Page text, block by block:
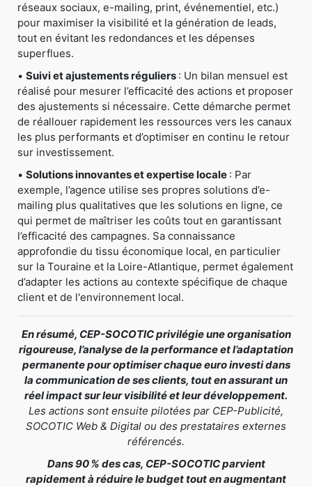
réseaux sociaux, e-mailing, print, événementiel, etc.)
pour maximiser la visibilité et la génération de leads,
tout en évitant les redondances et les dépenses
superflues.
• Suivi et ajustements réguliers : Un bilan mensuel est
réalisé pour mesurer l’efficacité des actions et proposer
des ajustements si nécessaire. Cette démarche permet
de réallouer rapidement les ressources vers les canaux
les plus performants et d’optimiser en continu le retour
sur investissement.
• Solutions innovantes et expertise locale : Par
exemple, l’agence utilise ses propres solutions d’e-
mailing plus qualitatives que les solutions en ligne, ce
qui permet de maîtriser les coûts tout en garantissant
l’efficacité des campagnes. Sa connaissance
approfondie du tissu économique local, en particulier
sur la Touraine et la Loire-Atlantique, permet également
d’adapter les actions au contexte spécifique de chaque
client et de l'environnement local.
En résumé, CEP-SOCOTIC privilégie une organisation
rigoureuse, l’analyse de la performance et l’adaptation
permanente pour optimiser chaque euro investi dans
la communication de ses clients, tout en assurant un
réel impact sur leur visibilité et leur développement.
Les actions sont ensuite pilotées par CEP-Publicité,
SOCOTIC Web & Digital ou des prestataires externes
référencés.
Dans 90 % des cas, CEP-SOCOTIC parvient
rapidement à réduire le budget tout en augmentant